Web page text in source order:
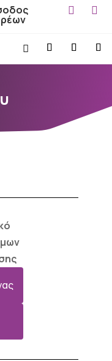
 
